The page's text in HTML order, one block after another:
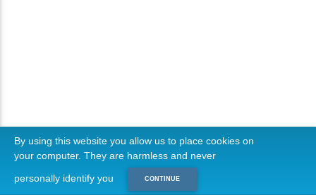
By using this website you allow us to place cookies on
your computer. They are harmless and never
personally identify you
CONTINUE